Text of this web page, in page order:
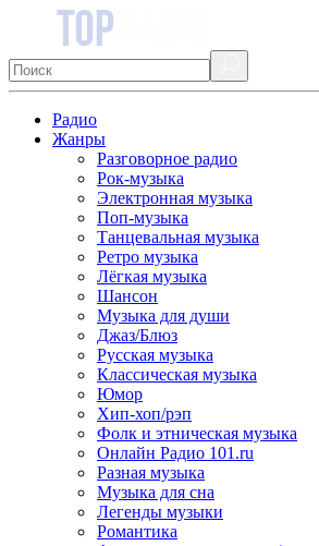
Радио
Жанры
Разговорное радио
Рок-музыка
Электронная музыка
Поп-музыка
Танцевальная музыка
Ретро музыка
Лёгкая музыка
Шансон
Музыка для души
Джаз/Блюз
Русская музыка
Классическая музыка
Юмор
Хип-хоп/рэп
Фолк и этническая музыка
Онлайн Радио 101.ru
Разная музыка
Музыка для сна
Легенды музыки
Романтика